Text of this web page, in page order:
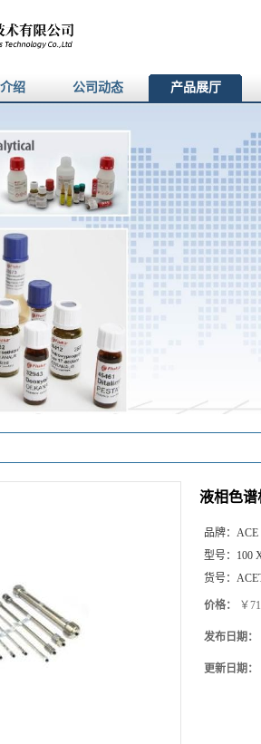
绍 公司动态 产品展厅
液相色谱
品牌： ACE
型号： 100
货号：
价格： ￥
发布日期：
更新日期：